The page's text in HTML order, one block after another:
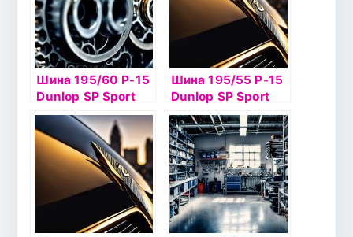
Шина 195/60 Р-15
Dunlop SP Sport
LM704 88V б/к
Шина 195/55 Р-15
Dunlop SP Sport
LM704 85V б/к